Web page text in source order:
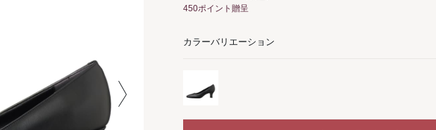
450ポイント贈呈
カラーバリエーション